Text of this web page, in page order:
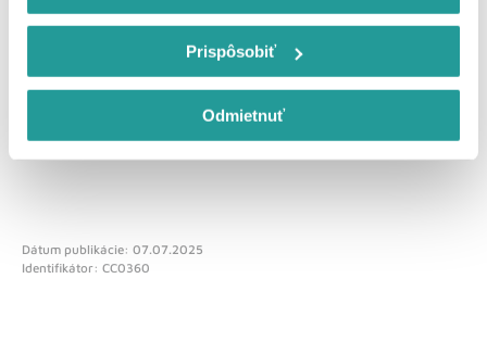
Prispôsobiť
Odmietnuť
Dátum publikácie: 07.07.2025
Identifikátor: CC0360